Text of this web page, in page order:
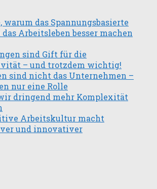
warum das Spannungsbasierte
Arbeitsleben besser machen
sind Gift für die
– und trotzdem wichtig!
sind nicht das Unternehmen –
nur eine Rolle
dringend mehr Komplexität
Arbeitskultur macht
und innovativer